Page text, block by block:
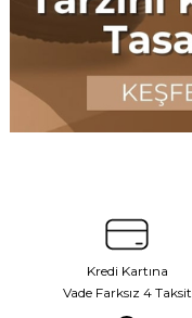
Kredi Kartına
Vade Farksız 4 Taksit